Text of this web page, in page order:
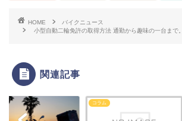
HOME
バイクニュース
小型自動二輪免許の取得方法 通勤から趣味の一台まで。
関連記事
コラム